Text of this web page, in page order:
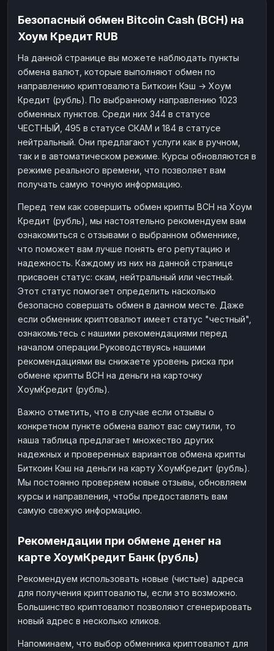
Безопасный обмен Bitcoin Cash (BCH) на
Хоум Кредит RUB
На данной странице вы можете наблюдать пункты
обмена валют, которые выполняют обмен по
направлению криптовалюта Биткоин Кэш → Хоум
Кредит (рубль). По выбранному направлению 1023
обменных пунктов. Среди них 344 в статусе
ЧЕСТНЫЙ, 495 в статусе СКАМ и 184 в статусе
нейтральный. Они предлагают услуги как в ручном,
так и в автоматическом режиме. Курсы обновляются в
режиме реального времени, что позволяет вам
получать самую точную информацию.
Перед тем как совершить обмен крипты BCH на Хоум
Кредит (рубль), мы настоятельно рекомендуем вам
ознакомиться с отзывами о выбранном обменнике,
что поможет вам лучше понять его репутацию и
надежность. Каждому из них на данной странице
присвоен статус: скам, нейтральный или честный.
Этот статус помогает определить насколько
безопасно совершать обмен в данном месте. Даже
если обменник криптовалют имеет статус "честный",
ознакомьтесь с нашими рекомендациями перед
началом операции.Руководствуясь нашими
рекомендациями вы снижаете уровень риска при
обмене крипты BCH на деньги на карточку
ХоумКредит (рубль).
Важно отметить, что в случае если отзывы о
конкретном пункте обмена валют вас смутили, то
наша таблица предлагает множество других
надежных и проверенных вариантов обмена крипты
Биткоин Кэш на деньги на карту ХоумКредит (рубль).
Мы постоянно проверяем новые отзывы, обновляем
курсы и направления, чтобы предоставлять вам
самую свежую информацию.
Рекомендации при обмене денег на
карте ХоумКредит Банк (рубль)
Рекомендуем использовать новые (чистые) адреса
для получения криптовалюты, если это возможно.
Большинство криптовалют позволяют сгенерировать
новый адрес в несколько кликов.
Напоминаем, что выбор обменника криптовалют для